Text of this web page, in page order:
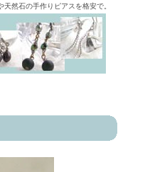
然石の手作りピアスを格安で。